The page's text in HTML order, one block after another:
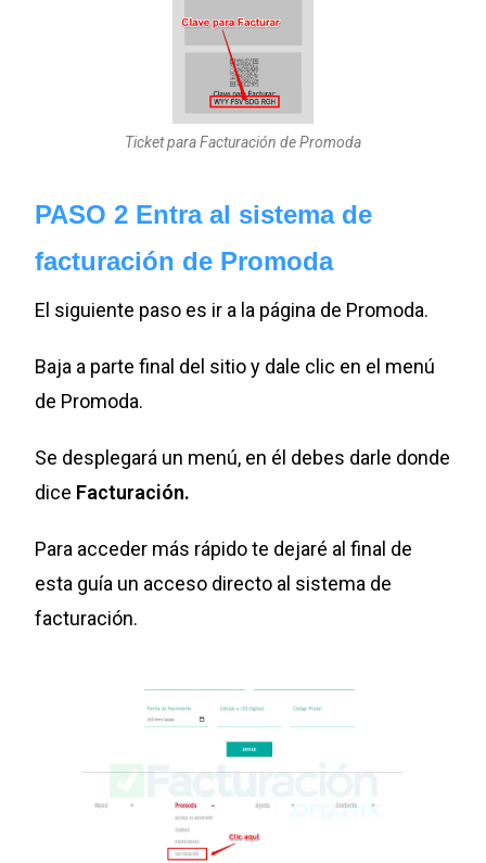
Ticket para Facturación de Promoda
PASO 2 Entra al sistema de
facturación de Promoda
El siguiente paso es ir a la página de Promoda.
Baja a parte final del sitio y dale clic en el menú
de Promoda.
Se desplegará un menú, en él debes darle donde
dice Facturación.
Para acceder más rápido te dejaré al final de
esta guía un acceso directo al sistema de
facturación.